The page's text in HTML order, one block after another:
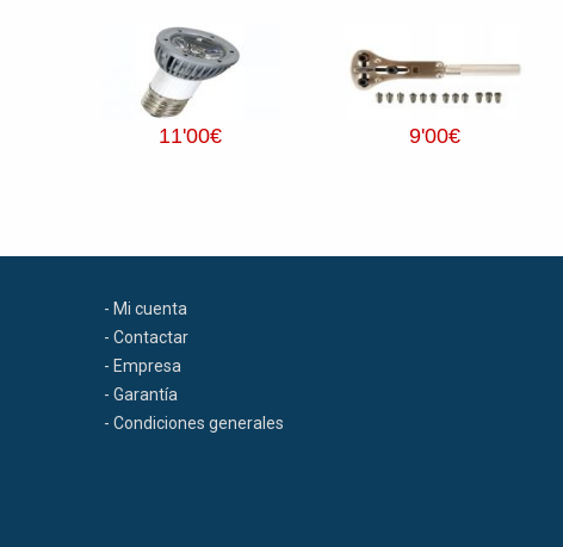
11'00€ 9'00€
- Mi cuenta
- Contactar
- Empresa
- Garantía
- Condiciones generales